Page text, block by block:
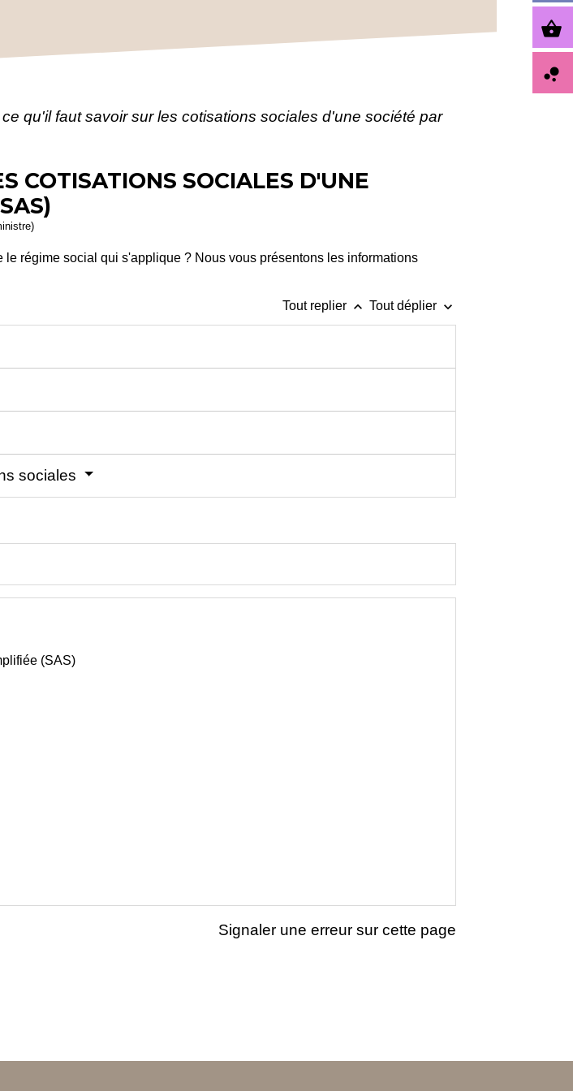
ce qu'il faut savoir sur les cotisations sociales d'une société par
COTISATIONS SOCIALES D'UNE
régime social qui s'applique ? Nous vous présentons les informations
Tout replier keyboard_arrow_up Tout déplier keyboard_arrow_down
sociales
(SAS)
Signaler une erreur sur cette page
shopping_basket
bubble_chart